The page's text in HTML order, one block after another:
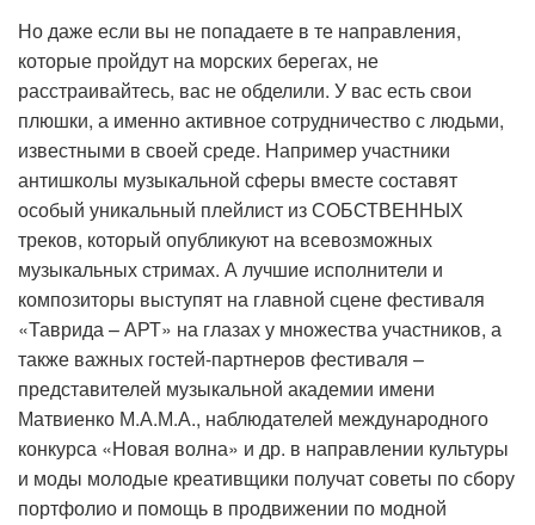
Но даже если вы не попадаете в те направления,
которые пройдут на морских берегах, не
расстраивайтесь, вас не обделили. У вас есть свои
плюшки, а именно активное сотрудничество с людьми,
известными в своей среде. Например участники
антишколы музыкальной сферы вместе составят
особый уникальный плейлист из СОБСТВЕННЫХ
треков, который опубликуют на всевозможных
музыкальных стримах. А лучшие исполнители и
композиторы выступят на главной сцене фестиваля
«Таврида – АРТ» на глазах у множества участников, а
также важных гостей-партнеров фестиваля –
представителей музыкальной академии имени
Матвиенко М.А.М.А., наблюдателей международного
конкурса «Новая волна» и др. в направлении культуры
и моды молодые креативщики получат советы по сбору
портфолио и помощь в продвижении по модной